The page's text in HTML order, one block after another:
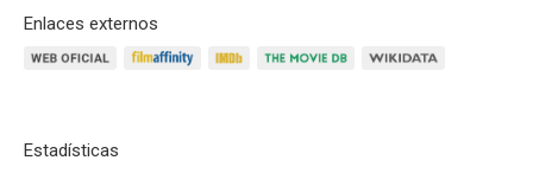
Enlaces externos
Estadísticas